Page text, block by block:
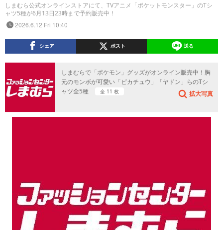
しまむら公式オンラインストアにて、TVアニメ「ポケットモンスター」のTシ
ャツ5種が6月13日23時まで予約販売中！
2026.6.12 Fri 10:40
シェア ポスト 送る
しまむらで「ポケモン」グッズがオンライン販売中！胸
元のモンボが可愛い「ピカチュウ」「ヤドン」らのTシ
ャツ全5種
全 11 枚 拡大写真